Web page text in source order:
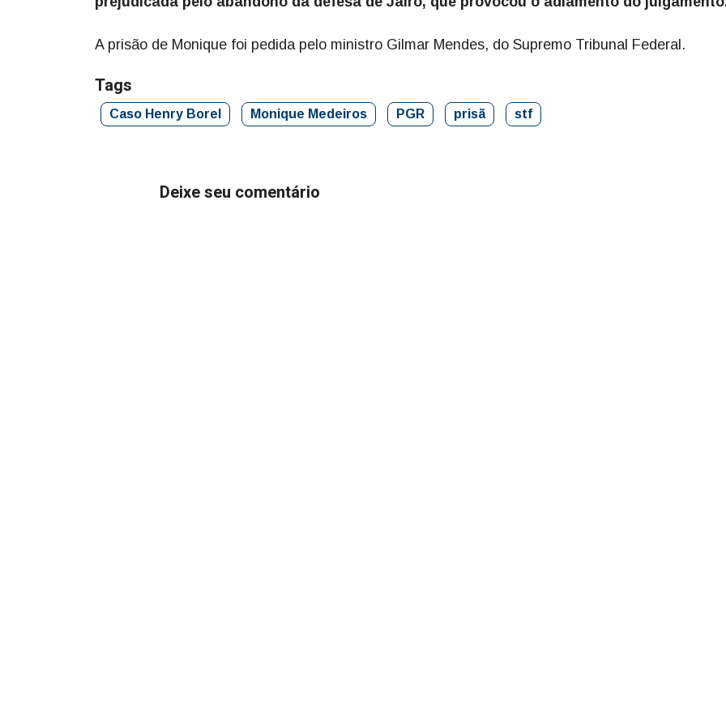
A prisão de Monique foi pedida pelo ministro Gilmar Mendes, do Supremo Tribunal Federal.
Tags
Caso Henry Borel Monique Medeiros PGR prisã stf
Deixe seu comentário